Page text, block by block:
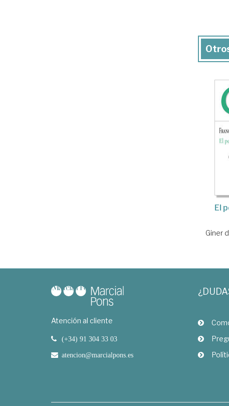
El
Giner
Atención al cliente
(+34) 91 304 33 03
atencion@marcialpons.es